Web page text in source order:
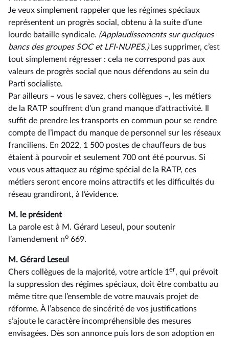
Je veux simplement rappeler que les régimes spéciaux
représentent un progrès social, obtenu à la suite d’une
lourde bataille syndicale. (Applaudissements sur quelques
bancs des groupes SOC et LFI-NUPES.)Les supprimer, c’est
tout simplement régresser : cela ne correspond pas aux
valeurs de progrès social que nous défendons au sein du
Parti socialiste.
Par ailleurs –⁠ vous le savez, chers collègues –, les métiers
de la RATP souffrent d’un grand manque d’attractivité. Il
suffit de prendre les transports en commun pour se rendre
compte de l’impact du manque de personnel sur les réseaux
franciliens. En 2022, 1 500 postes de chauffeurs de bus
étaient à pourvoir et seulement 700 ont été pourvus. Si
vous vous attaquez au régime spécial de la RATP, ces
métiers seront encore moins attractifs et les difficultés du
réseau grandiront, à l’évidence.
M. le président
La parole est à M. Gérard Leseul, pour soutenir
l’amendement no 669.
M. Gérard Leseul
Chers collègues de la majorité, votre article 1 er, qui prévoit
la suppression des régimes spéciaux, doit être combattu au
même titre que l’ensemble de votre mauvais projet de
réforme. À l’absence de sincérité de vos justifications
s’ajoute le caractère incompréhensible des mesures
envisagées. Dès son annonce puis lors de son adoption en